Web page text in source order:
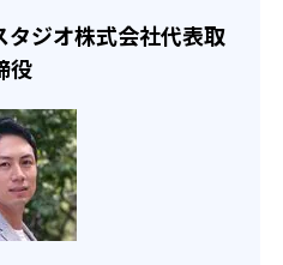
波大学付属高校 -
慶應義塾高校
タジオ株式会社代表取
役